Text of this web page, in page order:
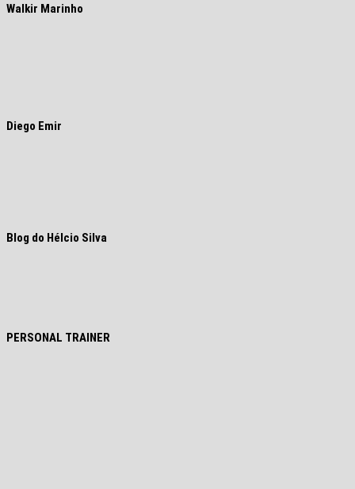
Walkir Marinho
Diego Emir
Blog do Hélcio Silva
PERSONAL TRAINER